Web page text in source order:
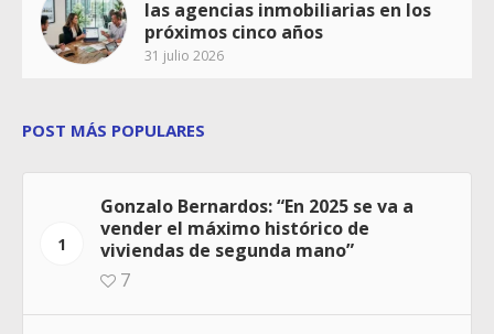
las agencias inmobiliarias en los
próximos cinco años
31 julio 2026
POST MÁS POPULARES
1
Gonzalo Bernardos: “En 2025 se va a
vender el máximo histórico de
viviendas de segunda mano”
7